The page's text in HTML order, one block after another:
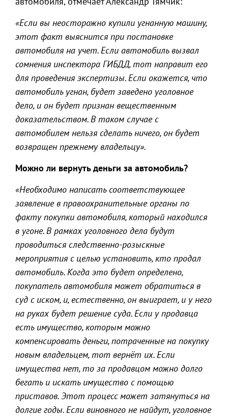
«Если вы неосторожно купили угнанную машину,
этот факт выяснится при постановке
автомобиля на учет. Если автомобиль вызвал
сомнения инспектора ГИБДД, тот направит его
для проведения экспертизы. Если окажется, что
автомобиль угнан, будет заведено уголовное
дело, и он будет признан вещественным
доказательством. В таком случае с
автомобилем нельзя сделать ничего, он будет
возвращен прежнему владельцу».
Можно ли вернуть деньги за автомобиль?
«Необходимо написать соответствующее
заявление в правоохранительные органы по
факту покупки автомобиля, который находился
в угоне. В рамках уголовного дела будут
проводиться следственно-розыскные
мероприятия с целью установить, кто продал
автомобиль. Когда это будет определено,
покупатель автомобиля может обратиться в
суд с иском, и, естественно, он выиграет, и у него
на руках будет решение суда. Если у продавца
есть имущество, которым можно
компенсировать деньги, потраченные на покупку
новым владельцем, тот вернёт их. Если
имущества нет, то за продавцом можно долго
бегать и искать имущество с помощью
приставов. Этот процесс может затянуться на
долгие годы. Если виновного не найдут, уголовное